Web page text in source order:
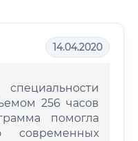
14.04.2020
256 часов
помогла
современных